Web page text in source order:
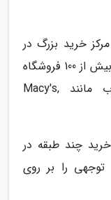
خرید بزرگ در
منهتن است. این مرکز خرید دارای بیش از 100 فروشگاه
است، از جمله برندهای محبوب مانند Macy's,
چند طبقه در
را بر روی